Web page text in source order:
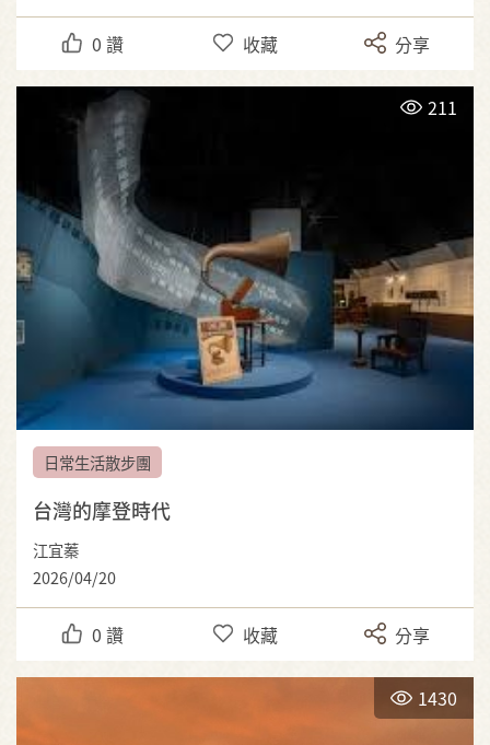
0 讚 收藏 分享
211
日常生活散步團
台灣的摩登時代
江宜蓁
2026/04/20
0 讚 收藏 分享
1430